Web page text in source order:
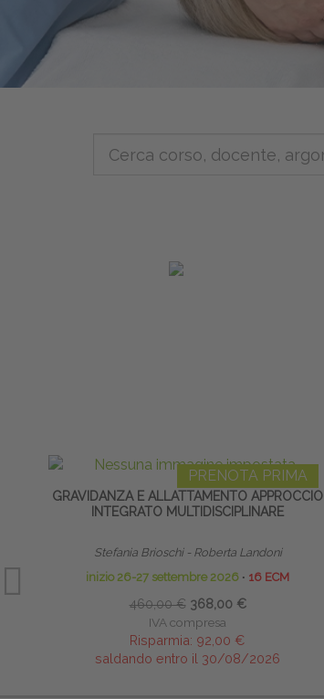
PRENOTA PRIMA
GRAVIDANZA E ALLATTAMENTO APPROCCIO
INTEGRATO MULTIDISCIPLINARE
Stefania Brioschi - Roberta Landoni
inizio 26-27 settembre 2026 ∙ 16 ECM
460,00 € 368,00 €
IVA compresa
Risparmia: 92,00 €
saldando entro il 30/08/2026